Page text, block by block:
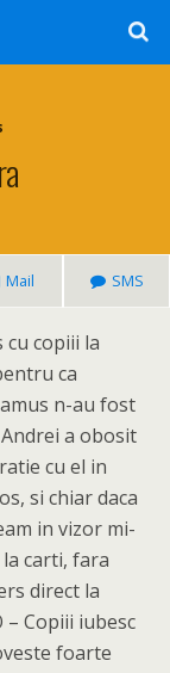
Mail SMS
cu copiii la
ca
n-au fost
a obosit
cu el in
si chiar daca
in vizor mi-
carti, fara
direct la
Copiii iubesc
foarte